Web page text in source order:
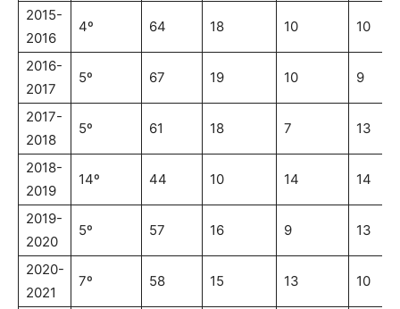
2015-
2016
4º 64 18 10 10
2016-
2017
5º 67 19 10 9
2017-
2018
5º 61 18 7 13
2018-
2019
14º 44 10 14 14
2019-
2020
5º 57 16 9 13
2020-
2021
7º 58 15 13 10